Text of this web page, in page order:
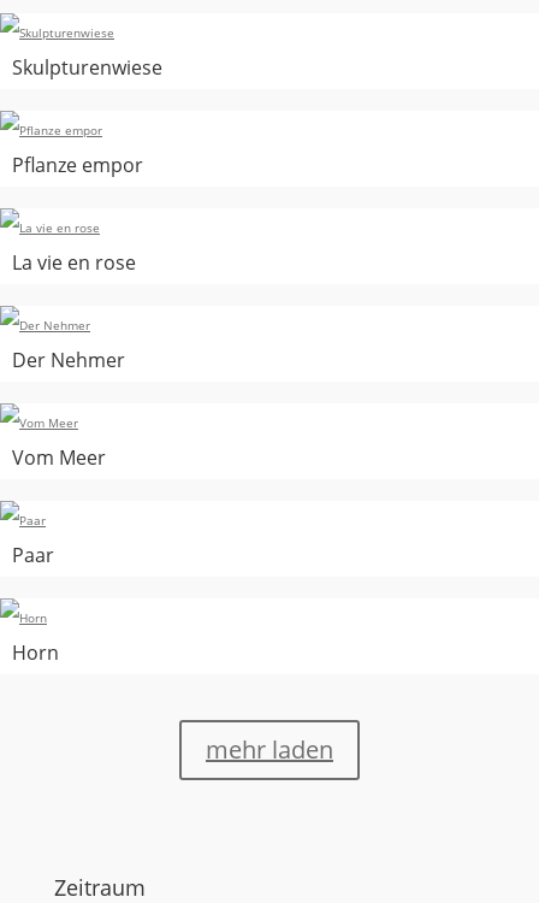
Skulpturenwiese
Pflanze empor
La vie en rose
Der Nehmer
Vom Meer
Paar
Horn
mehr laden
Zeitraum